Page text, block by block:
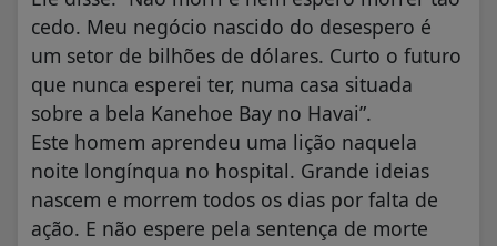
cedo. Meu negócio nascido do desespero é
um setor de bilhões de dólares. Curto o futuro
que nunca esperei ter, numa casa situada
sobre a bela Kanehoe Bay no Havai”.
Este homem aprendeu uma lição naquela
noite longínqua no hospital. Grande ideias
nascem e morrem todos os dias por falta de
ação. E não espere pela sentença de morte